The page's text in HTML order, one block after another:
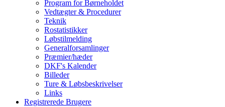
Program for Børneholdet
Vedtægter & Procedurer
Teknik
Rostatistikker
Løbstilmelding
Generalforsamlinger
Præmier/hæder
DKF's Kalender
Billeder
Ture & Løbsbeskrivelser
Links
Registrerede Brugere